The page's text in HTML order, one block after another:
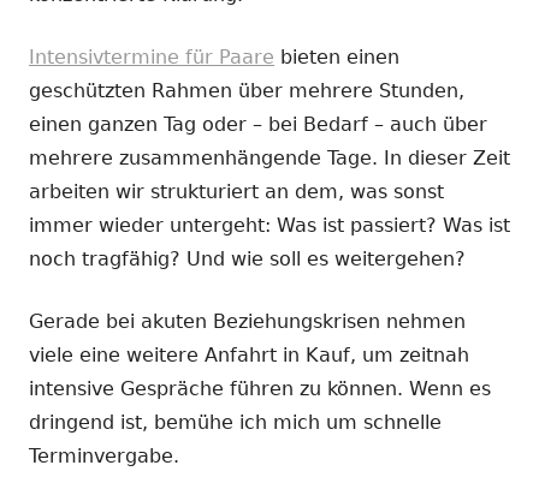
Intensivtermine für Paare bieten einen
geschützten Rahmen über mehrere Stunden,
einen ganzen Tag oder – bei Bedarf – auch über
mehrere zusammenhängende Tage. In dieser Zeit
arbeiten wir strukturiert an dem, was sonst
immer wieder untergeht: Was ist passiert? Was ist
noch tragfähig? Und wie soll es weitergehen?
Gerade bei akuten Beziehungskrisen nehmen
viele eine weitere Anfahrt in Kauf, um zeitnah
intensive Gespräche führen zu können. Wenn es
dringend ist, bemühe ich mich um schnelle
Terminvergabe.